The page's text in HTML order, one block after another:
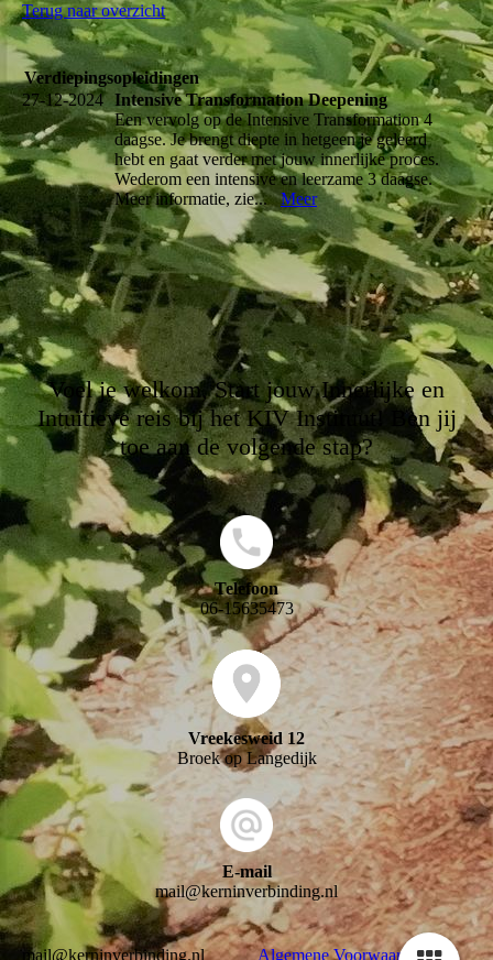
Terug naar overzicht
Verdiepingsopleidingen
27-12-2024 Intensive Transformation Deepening
Een vervolg op de Intensive Transformation 4
daagse. Je brengt diepte in hetgeen je geleerd
hebt en gaat verder met jouw innerlijke proces.
Wederom een intensive en leerzame 3 daagse.
Meer informatie, zie...Meer
Voel je welkom, Start jouw Innerlijke en
Intuïtieve reis bij het KIV Instituut! Ben jij
toe aan de volgende stap?
Telefoon
06-15635473
Vreekesweid 12
Broek op Langedijk
E-mail
mail@kerninverbinding.nl
mail@kerninverbinding.nlAlgemene Voorwaarden